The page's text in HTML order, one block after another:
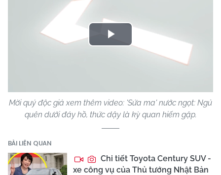
Play
Mời quý độc giả xem thêm video: 'Sứa ma' nước ngọt: Ngủ
quên dưới đáy hồ, thức dậy là kỳ quan hiếm gặp.
BÀI LIÊN QUAN
Chi tiết Toyota Century SUV -
xe công vụ của Thủ tướng Nhật Bản